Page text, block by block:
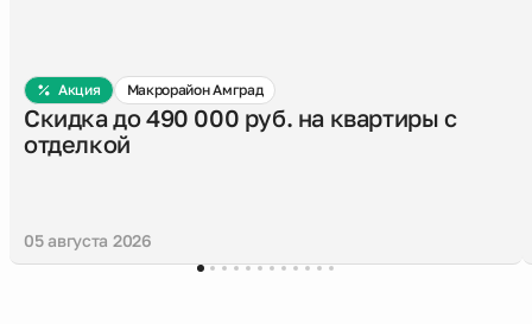
Акция Макрорайон Амград
Скидка до 490 000 руб. на квартиры с
отделкой
05 августа 2026